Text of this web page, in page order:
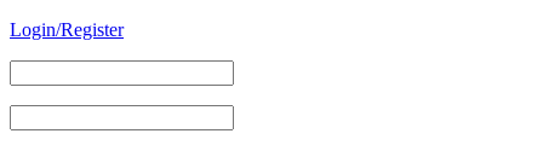
Login/Register